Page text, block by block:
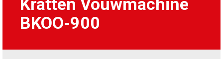
BKOO-900